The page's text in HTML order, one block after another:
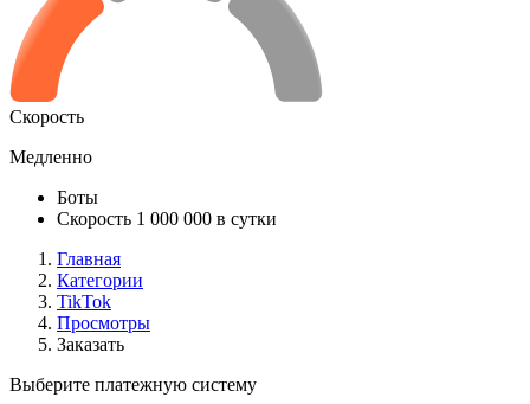
Скорость
Медленно
Боты
Скорость 1 000 000 в сутки
Главная
Категории
TikTok
Просмотры
Заказать
Выберите платежную систему